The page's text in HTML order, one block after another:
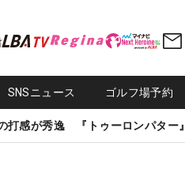
SNSニュース ゴルフ場予約
打感が秀逸 『トゥーロンパター』